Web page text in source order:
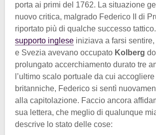
porta ai primi del 1762. La situazione
nuovo critica, malgrado Federico II di
riportato più di qualche successo tattico.
supporto inglese iniziava a farsi
e Svezia avevano occupato Kolberg
prolungato accerchiamento durato tre
l’ultimo scalo portuale da cui
britanniche, Federico si sentì
alla capitolazione. Faccio ancora
sua lettera, che meglio di qualunque
descrive lo stato delle cose: